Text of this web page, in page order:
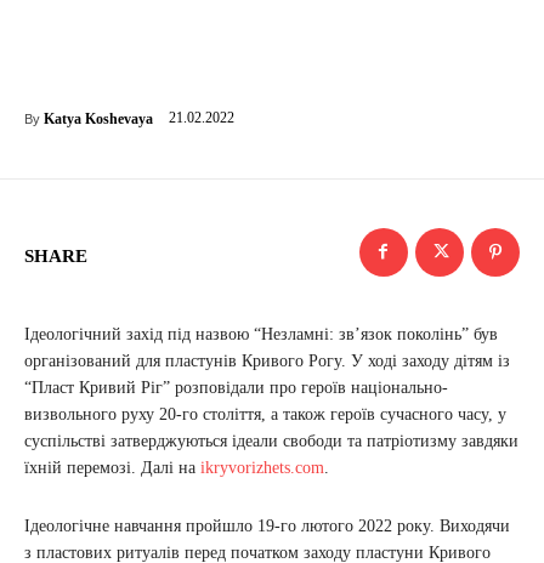
By Katya Koshevaya 21.02.2022
SHARE
Ідеологічний захід під назвою “Незламні: зв’язок поколінь” був
організований для пластунів Кривого Рогу. У ході заходу дітям із
“Пласт Кривий Ріг” розповідали про героїв національно-
визвольного руху 20-го століття, а також героїв сучасного часу, у
суспільстві затверджуються ідеали свободи та патріотизму завдяки
їхній перемозі. Далі на ikryvorizhets.com
Ідеологічне навчання пройшло 19-го лютого 2022 року. Виходячи
з пластових ритуалів перед початком заходу пластуни Кривого